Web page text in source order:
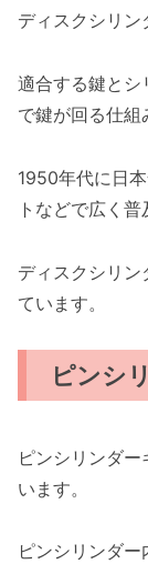
ディスクシリン
適合する鍵とシ
で鍵が回る仕組
1950年代に日
トなどで広く普
ディスクシリ
ています。
ピンシ
ピンシリンダー
います。
ピンシリンダ